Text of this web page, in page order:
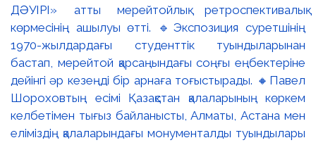
ДӘУІРІ» атты мерейтойлық ретроспективалық
көрмесінің ашылуы өтті. 🔹Экспозиция суретшінің
1970-жылдардағы студенттік туындыларынан
бастап, мерейтой қарсаңындағы соңғы еңбектеріне
дейінгі әр кезеңді бір арнаға тоғыстырады. 🔸Павел
Шороховтың есімі Қазақстан қалаларының көркем
келбетімен тығыз байланысты, Алматы, Астана мен
еліміздің қалаларындағы монументалды туындылары